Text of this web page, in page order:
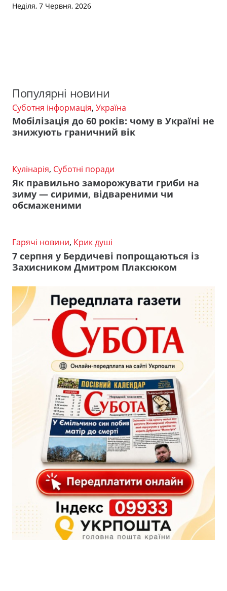
Неділя, 7 Червня, 2026
Популярні новини
Суботня інформація, Україна
Мобілізація до 60 років: чому в Україні не
знижують граничний вік
Кулінарія, Суботні поради
Як правильно заморожувати гриби на
зиму — сирими, відвареними чи
обсмаженими
Гарячі новини, Крик душі
7 серпня у Бердичеві попрощаються із
Захисником Дмитром Плаксюком